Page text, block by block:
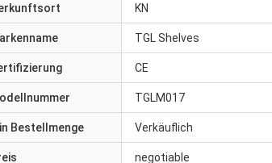
KN
TGL Shelves
CE
TGLM017
Bestellmenge Verkäuflich
negotiable